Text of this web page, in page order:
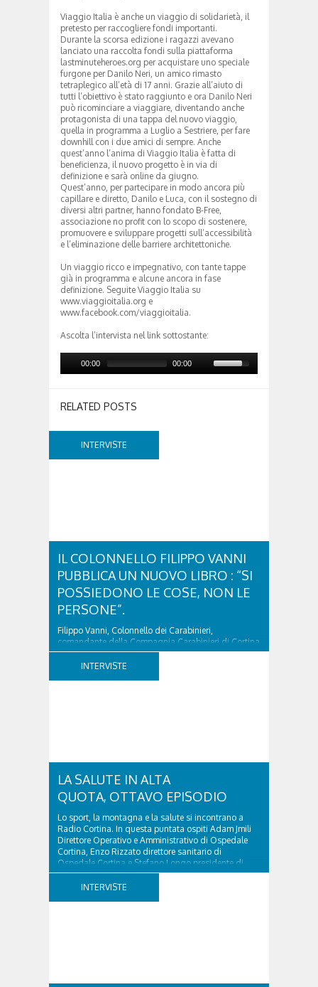
Viaggio Italia è anche un viaggio di solidarietà, il
pretesto per raccogliere fondi importanti.
Durante la scorsa edizione i ragazzi avevano
lanciato una raccolta fondi sulla piattaforma
lastminuteheroes.org per acquistare uno speciale
furgone per Danilo Neri, un amico rimasto
tetraplegico all’età di 17 anni. Grazie all’aiuto di
tutti l’obiettivo è stato raggiunto e ora Danilo Neri
può ricominciare a viaggiare, diventando anche
protagonista di una tappa del nuovo viaggio,
quella in programma a Luglio a Sestriere, per fare
downhill con i due amici di sempre. Anche
quest’anno l’anima di Viaggio Italia è fatta di
beneficienza, il nuovo progetto è in via di
definizione e sarà online da giugno.
Quest’anno, per partecipare in modo ancora più
capillare e diretto, Danilo e Luca, con il sostegno di
diversi altri partner, hanno fondato B-Free,
associazione no profit con lo scopo di sostenere,
promuovere e sviluppare progetti sull’accessibilità
e l’eliminazione delle barriere architettoniche.
Un viaggio ricco e impegnativo, con tante tappe
già in programma e alcune ancora in fase
definizione. Seguite Viaggio Italia su
www.viaggioitalia.org e
www.facebook.com/viaggioitalia.
Ascolta l’intervista nel link sottostante:
00:00 00:00
RELATED POSTS
INTERVISTE
IL COLONNELLO FILIPPO VANNI
PUBBLICA UN NUOVO LIBRO : “SI
POSSIEDONO LE COSE, NON LE
PERSONE”.
Filippo Vanni, Colonnello dei Carabinieri,
comandante della Compagnia Carabinieri di Cortina
d’Ampezzo sino al 2010, esperto di legislazione
nazionale ed europea, è l’ideatore del progetto di
INTERVISTE
LA SALUTE IN ALTA
QUOTA, OTTAVO EPISODIO
Lo sport, la montagna e la salute si incontrano a
Radio Cortina. In questa puntata ospiti Adam Jmili
Direttore Operativo e Amministrativo di Ospedale
Cortina, Enzo Rizzato direttore sanitario di
Ospedale Cortina e Stefano Longo presidente di
Fondazione Cortina. GVM Care & Research –...
INTERVISTE